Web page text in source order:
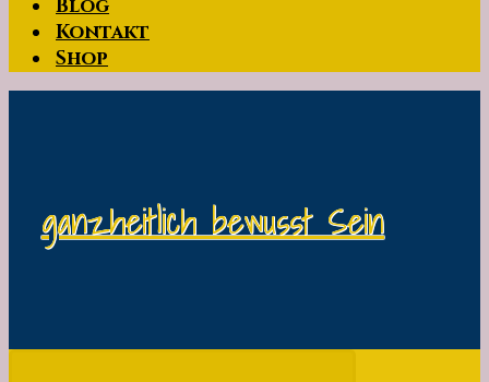
Blog
Kontakt
Shop
ganzheitlich bewusst Sein